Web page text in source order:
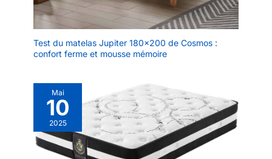
Test du matelas Jupiter 180×200 de Cosmos :
confort ferme et mousse mémoire
Mai
10
2025